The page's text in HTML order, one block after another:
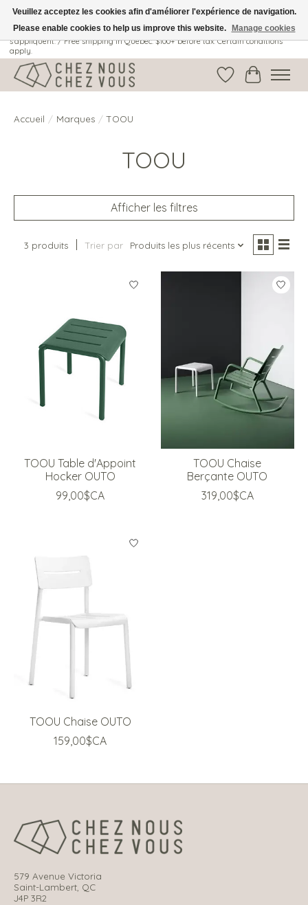
Livraison gratuite au Québec: 100$ + avant taxes. Certaines conditions
s'appliquent. / Free shipping in Quebec: $100+ before tax. Certain conditions
apply.
Liste dePanier
Accueil / Marques / TOOU
TOOU
Afficher les filtres
3 produits Trier par Produits les plus récents
TOOU Table d'Appoint
Hocker OUTO
99,00$CA
TOOU Chaise
Berçante OUTO
319,00$CA
TOOU Chaise OUTO
159,00$CA
579 Avenue Victoria
Saint-Lambert, QC
J4P 3R2
Veuillez acceptez les cookies afin d'améliorer l'expérience de navigation.
Please enable cookies to help us improve this website.
Manage cookies